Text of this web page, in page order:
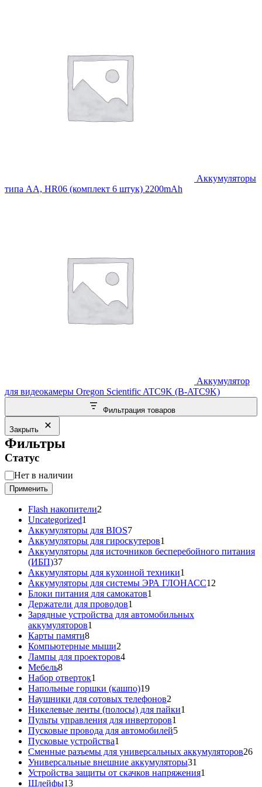
Аккумуляторы
типа AA, HR06 (комплект 6 штук) 2200mAh
Аккумулятор
для видеокамеры Oregon Scientific ATC9K (B-ATC9K)
Фильтрация товаров
Закрыть
Фильтры
Статус
Статус
Нет в наличии
Применить
Flash накопители2
Uncategorized1
товар
Аккумуляторы для BIOS77
товаров
Аккумуляторы для гироскутеров1
товар
Аккумуляторы для источников бесперебойного питания
(ИБП)3737
товаров
Аккумуляторы для кухонной техники1
товар
Аккумуляторы для системы ЭРА ГЛОНАСС12
Блоки питания для самокатов1
Держатели для проводов1
товар
Зарядные устройства для автомобильных
аккумуляторов1
Карты памяти88
товаров
Компьютерные мыши2
товара
Лампы для проекторов44
Мебель88
товаров
Набор отверток1
товар
Напольные горшки (кашпо)1919
товаров
Наушники для сотовых телефонов2
товара
Никелевые ленты (полосы) для пайки1
Пульты управления для инверторов1
товар
Пусковые провода для автомобилей55
Пусковые устройства1
товар
Сменные разъемы для универсальных аккумуляторов2626
Универсальные внешние аккумуляторы31
товар
Устройства защиты от скачков напряжения1
Шлейфы1313